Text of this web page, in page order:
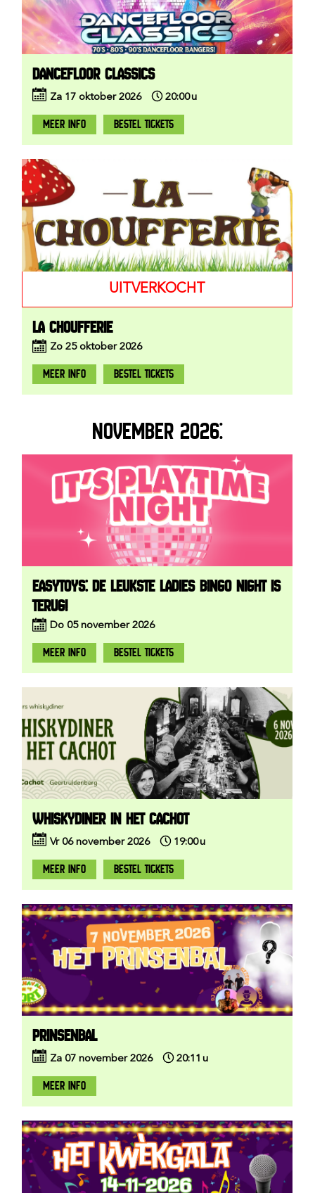
DANCEFLOOR CLASSICS
Za 17 oktober 2026 20:00u
MEER INFO BESTEL TICKETS
UITVERKOCHT
LA CHOUFFERIE
Zo 25 oktober 2026
MEER INFO BESTEL TICKETS
NOVEMBER 2026:
EASYTOYS: DE LEUKSTE LADIES BINGO NIGHT IS
TERUG!
Do 05 november 2026
MEER INFO BESTEL TICKETS
WHISKYDINER IN HET CACHOT
Vr 06 november 2026 19:00u
MEER INFO BESTEL TICKETS
PRINSENBAL
Za 07 november 2026 20:11 u
MEER INFO